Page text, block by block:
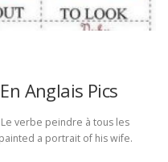
Anglais Pics
Le verbe peindre à tous les
a portrait of his wife.